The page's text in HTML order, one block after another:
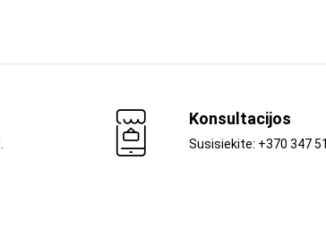
Konsultacijos
Susisiekite: +370 347